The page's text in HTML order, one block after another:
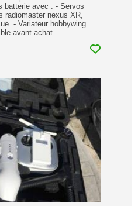
batterie avec : - Servos
radiomaster nexus XR,
- Variateur hobbywing
avant achat.